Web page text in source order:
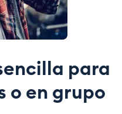
para
o en grupo